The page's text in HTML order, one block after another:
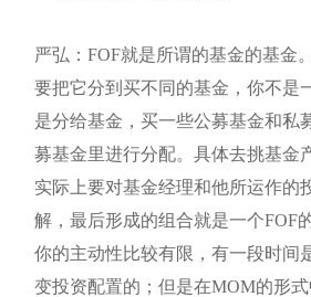
严弘：FOF就是所谓的基金的基金
要把它分到买不同的基金，你不是
是分给基金，买一些公募基金和私
募基金里进行分配。具体去挑基金
实际上要对基金经理和他所运作的
解，最后形成的组合就是一个FOF
你的主动性比较有限，有一段时间
变投资配置的；但是在MOM的形